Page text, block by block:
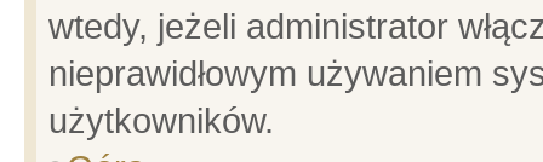
wtedy, jeżeli administrator
nieprawidłowym używaniem
użytkowników.